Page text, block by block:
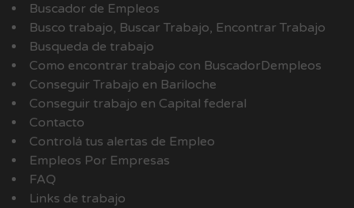
Buscador de Empleos
Busco trabajo, Buscar Trabajo, Encontrar Trabajo
Busqueda de trabajo
Como encontrar trabajo con BuscadorDempleos
Conseguir Trabajo en Bariloche
Conseguir trabajo en Capital federal
Contacto
Controlá tus alertas de Empleo
Empleos Por Empresas
FAQ
Links de trabajo